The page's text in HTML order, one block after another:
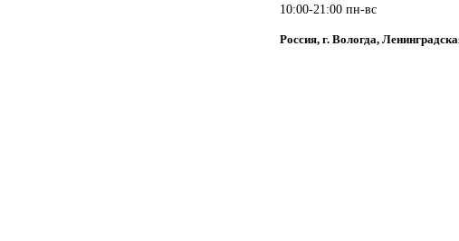
10:00-21:00 пн-вс
Россия, г. Вологда,